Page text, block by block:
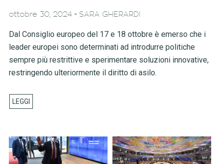
ottobre 30, 2024 - SARA GHERARDI
Dal Consiglio europeo del 17 e 18 ottobre è emerso che i
leader europei sono determinati ad introdurre politiche
sempre più restrittive e sperimentare soluzioni innovative,
restringendo ulteriormente il diritto di asilo.